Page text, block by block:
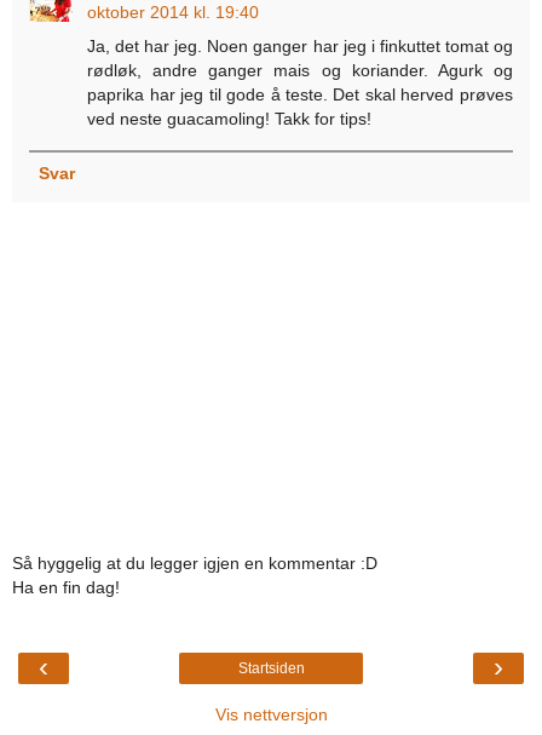
oktober 2014 kl. 19:40
Ja, det har jeg. Noen ganger har jeg i finkuttet tomat og
rødløk, andre ganger mais og koriander. Agurk og
paprika har jeg til gode å teste. Det skal herved prøves
ved neste guacamoling! Takk for tips!
Svar
Så hyggelig at du legger igjen en kommentar :D
Ha en fin dag!
‹ ›
Startsiden
Vis nettversjon